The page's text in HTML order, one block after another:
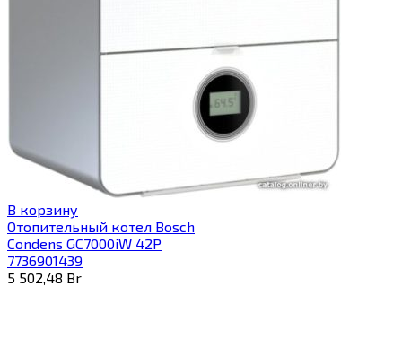
В корзину
Отопительный котел Bosch
Condens GC7000iW 42P
7736901439
5 502,48 Br